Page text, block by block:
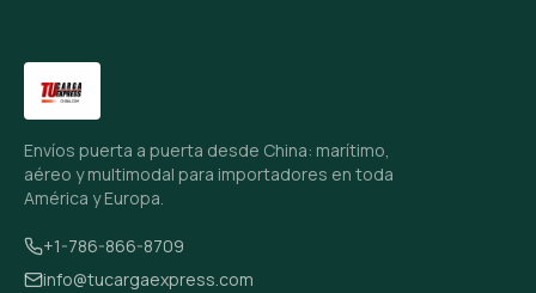
Envíos puerta a puerta desde China: marítimo,
aéreo y multimodal para importadores en toda
América y Europa.
+1-786-866-8709
info@tucargaexpress.com